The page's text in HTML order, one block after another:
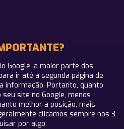
Google, a maior parte dos
ir até a segunda página de
informação. Portanto, quanto
site no Google, menos
melhor a posição, mais
clicamos sempre nos 3
por algo.